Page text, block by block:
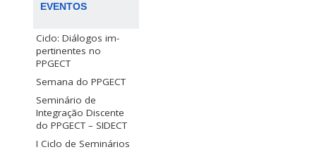
EVENTOS
Ciclo: Diálogos im-
pertinentes no
PPGECT
Semana do PPGECT
Seminário de
Integração Discente
do PPGECT – SIDECT
I Ciclo de Seminários